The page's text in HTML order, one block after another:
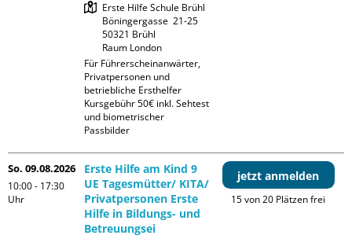
Erste Hilfe Schule Brühl
Böningergasse  21-25
50321 Brühl
Raum London
Für Führerscheinanwärter,
Privatpersonen und
betriebliche Ersthelfer
Kursgebühr 50€ inkl. Sehtest
und biometrischer
Passbilder
So. 09.08.2026
10:00 - 17:30
Uhr
Erste Hilfe am Kind 9
UE Tagesmütter/ KITA/
Privatpersonen Erste
Hilfe in Bildungs- und
Betreuungsei
jetzt anmelden
15 von 20 Plätzen frei